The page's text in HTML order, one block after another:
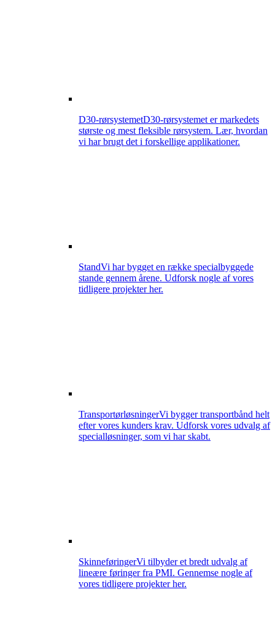
D30-rørsystemetD30-rørsystemet er markedets
største og mest fleksible rørsystem. Lær, hvordan
vi har brugt det i forskellige applikationer.
StandVi har bygget en række specialbyggede
stande gennem årene. Udforsk nogle af vores
tidligere projekter her.
TransportørløsningerVi bygger transportbånd helt
efter vores kunders krav. Udforsk vores udvalg af
specialløsninger, som vi har skabt.
SkinneføringerVi tilbyder et bredt udvalg af
lineære føringer fra PMI. Gennemse nogle af
vores tidligere projekter her.